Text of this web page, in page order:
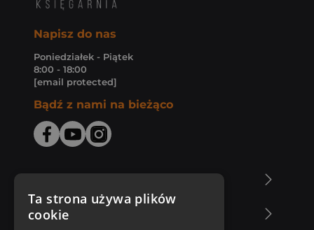
Napisz do nas
Poniedziałek - Piątek
8:00 - 18:00
[email protected]
Bądź z nami na bieżąco
Zakupy u nas
Ta strona używa plików
cookie